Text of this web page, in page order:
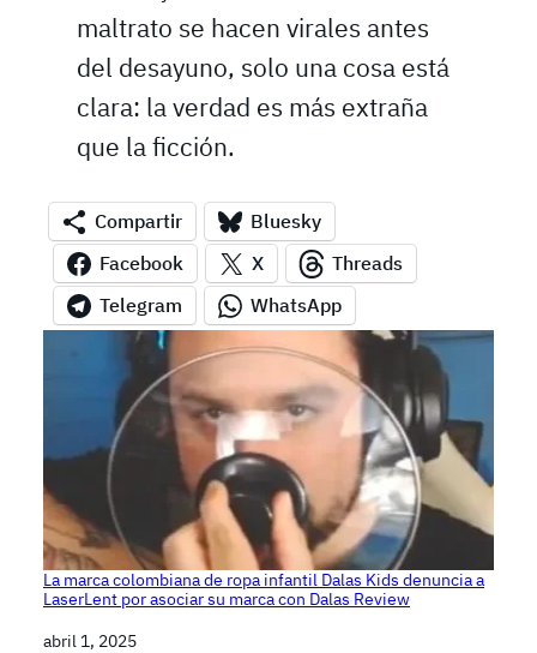
maltrato se hacen virales antes
del desayuno, solo una cosa está
clara: la verdad es más extraña
que la ficción.
Compartir
Bluesky
Facebook
X
Threads
Telegram
WhatsApp
La marca colombiana de ropa infantil Dalas Kids denuncia a
LaserLent por asociar su marca con Dalas Review
Fecha
abril 1, 2025